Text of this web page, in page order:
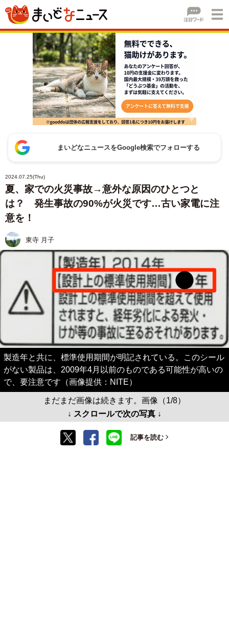
まいどなニュースをGoogle検索でフォローする
2024.07.25(Thu)
夏、家での火災事故→意外な原因のひとつと
は？ 発生事故の90%が火災です…古い家電に注
意を！
東寺 月子
製造年と共に、標準使用期間が明記されている。このシール
がない製品は、2009年4月以前のものである可能性が高いの
で、要注意です（画像提供：NITE）
まだまだ画像は続きます。画像（1/8）
↓ スクロールで次の写真 ↓
記事を読む